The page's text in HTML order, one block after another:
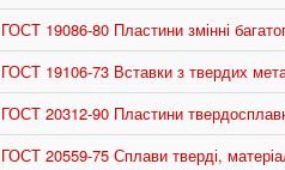
ГОСТ 19086-80 Пластини змінні
ГОСТ 19106-73 Вставки з твердих
ГОСТ 20312-90 Пластини
ГОСТ 20559-75 Сплави тверді,